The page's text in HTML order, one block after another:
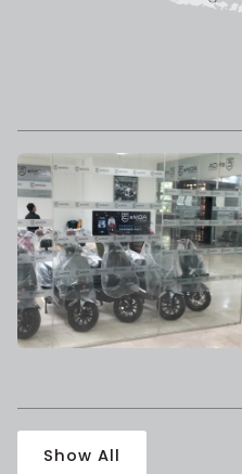
Show All